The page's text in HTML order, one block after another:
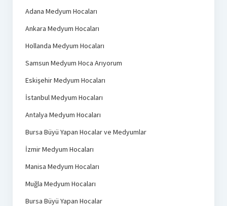
Adana Medyum Hocaları
Ankara Medyum Hocaları
Hollanda Medyum Hocaları
Samsun Medyum Hoca Arıyorum
Eskişehir Medyum Hocaları
İstanbul Medyum Hocaları
Antalya Medyum Hocaları
Bursa Büyü Yapan Hocalar ve Medyumlar
İzmir Medyum Hocaları
Manisa Medyum Hocaları
Muğla Medyum Hocaları
Bursa Büyü Yapan Hocalar